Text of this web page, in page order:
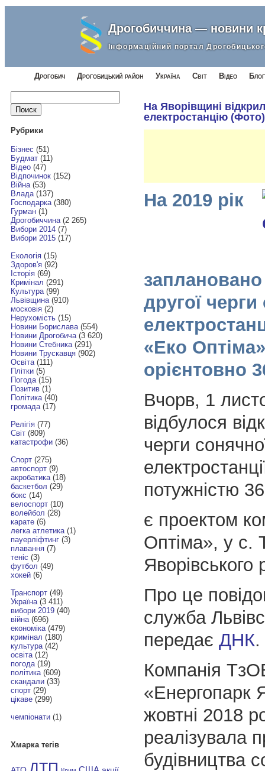
Дрогобиччина — новини
Інформаційний портал
Дрогобич Дрогобицький район Україна Світ Відео
Найти:
Рубрики
Бізнес (51)
Будмат(11)
Відео(47)
Відпочинок(152)
Війна(53)
Влада(137)
Господарка(380)
Гурман(1)
Дрогобиччина(2 265)
Вибори 2014(7)
Вибори 2015(17)
Екологія(15)
Здоров'я(92)
Історія(69)
Кримінал (291)
Культура(99)
Львівщина(910)
московія(2)
Нерухомість(15)
Новини Борислава(554)
Новини Дрогобича(3 620)
Новини Стебника(291)
Новини Трускавця(902)
Освіта(111)
Плітки(5)
Погода(15)
Позитив(1)
Політика(40)
громада(17)
Релігія(77)
Світ(809)
катастрофи(36)
Спорт(275)
автоспорт(9)
акробатика(18)
баскетбол (29)
бокс (14)
велоспорт(10)
волейбол (28)
карате(6)
легка атлетика(1)
пауерліфтинг(3)
плавання(7)
теніс (3)
футбол (49)
хокей(6)
Транспорт(49)
Україна(3 411)
вибори 2019(40)
війна(696)
економіка(479)
кримінал (180)
культура(42)
освіта(12)
погода(19)
політика(609)
скандали(33)
спорт(29)
цікаве(299)
чемпіонати(1)
Хмарка тегів
ДТП
На Яворівщині
електростанцію (Фото)
На 2019 рік
заплановано
другої черги
«Еко
орієнтовно
Вчорв, 1
відбулося
черги
потужністю
є проектом
Оптіма», у с.
Яворівського
Про це
служба
передає ДНК.
Компанія
«Енергопарк
жовтні 2018
реалізувала
будівництва